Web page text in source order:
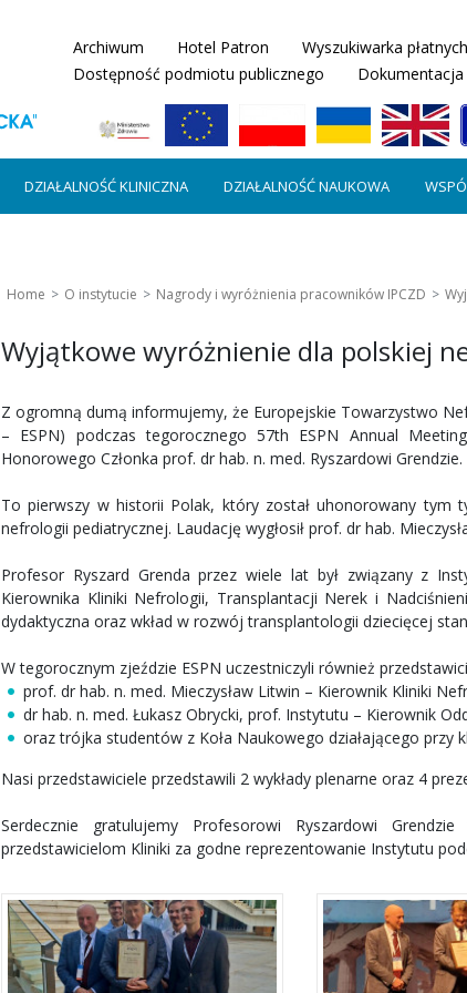
Archiwum Hotel Patron Wyszukiwarka
Dostępność podmiotu publicznego
Dokumentacja
DZIAŁALNOŚĆ KLINICZNA DZIAŁALNOŚĆ NAUKOWA
Home O instytucie Nagrody i wyróżnienia pracowników IPCZD
Wyjątkowe wyróżnienie dla polskiej
Z ogromną dumą informujemy, że Europejskie Towarzystwo
– ESPN) podczas tegorocznego 57th ESPN Annual
Honorowego Członka prof. dr hab. n. med. Ryszardowi Grendzie.
To pierwszy w historii Polak, który został uhonorowany tym
nefrologii pediatrycznej. Laudację wygłosił prof. dr hab.
Profesor Ryszard Grenda przez wiele lat był związany z
Kierownika Kliniki Nefrologii, Transplantacji Nerek i
dydaktyczna oraz wkład w rozwój transplantologii dziecięcej
W tegorocznym zjeździe ESPN uczestniczyli również
prof. dr hab. n. med. Mieczysław Litwin – Kierownik Kliniki
dr hab. n. med. Łukasz Obrycki, prof. Instytutu – Kierownik
oraz trójka studentów z Koła Naukowego działającego przy
Nasi przedstawiciele przedstawili 2 wykłady plenarne oraz 4
Serdecznie gratulujemy Profesorowi Ryszardowi
przedstawicielom Kliniki za godne reprezentowanie Instytutu